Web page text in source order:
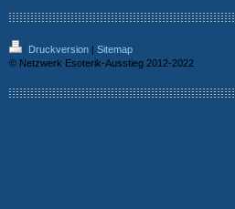
Druckversion
Sitemap
© Netzwerk Esoterik-Ausstieg 2012-2022